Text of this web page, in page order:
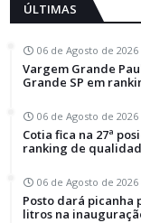
ÚLTIMAS
06 de Agosto de 2026
Vargem Grande
Grande SP em
06 de Agosto de 2026
Cotia fica na 27ª
ranking de
06 de Agosto de 2026
Posto dará picanha
litros na